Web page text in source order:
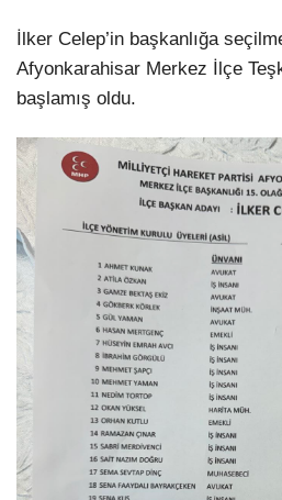
İlker Celep’in başkanlığa
Afyonkarahisar Merkez İlçe
başlamış oldu.